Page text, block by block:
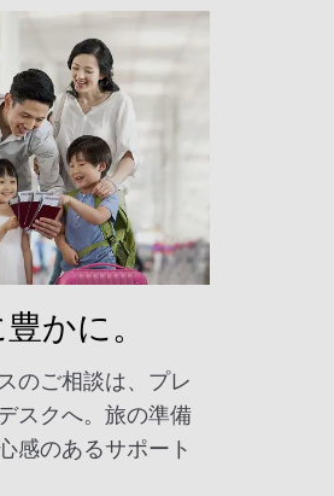
かに。
のご相談は、プレ
スクへ。旅の準備
感のあるサポート